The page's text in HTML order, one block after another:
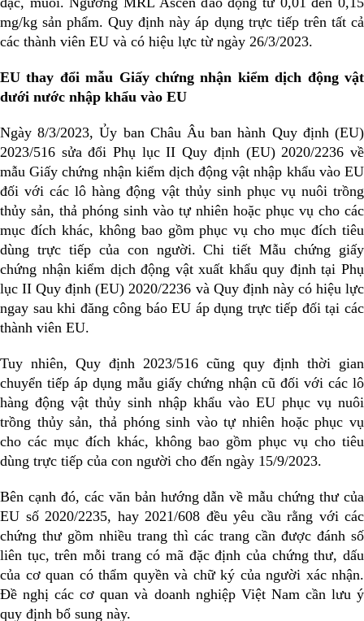
mg/kg sản phẩm. Quy định này áp dụng trực tiếp trên tất cả
các thành viên EU và có hiệu lực từ ngày 26/3/2023.
EU thay đổi mẫu Giấy chứng nhận kiểm dịch động vật
dưới nước nhập khẩu vào EU
Ngày 8/3/2023, Ủy ban Châu Âu ban hành Quy định (EU)
2023/516 sửa đổi Phụ lục II Quy định (EU) 2020/2236 về
mẫu Giấy chứng nhận kiểm dịch động vật nhập khẩu vào EU
đối với các lô hàng động vật thủy sinh phục vụ nuôi trồng
thủy sản, thả phóng sinh vào tự nhiên hoặc phục vụ cho các
mục đích khác, không bao gồm phục vụ cho mục đích tiêu
dùng trực tiếp của con người. Chi tiết Mẫu chứng giấy
chứng nhận kiểm dịch động vật xuất khẩu quy định tại Phụ
lục II Quy định (EU) 2020/2236 và Quy định này có hiệu lực
ngay sau khi đăng công báo EU áp dụng trực tiếp đối tại các
thành viên EU.
Tuy nhiên, Quy định 2023/516 cũng quy định thời gian
chuyển tiếp áp dụng mẫu giấy chứng nhận cũ đối với các lô
hàng động vật thủy sinh nhập khẩu vào EU phục vụ nuôi
trồng thủy sản, thả phóng sinh vào tự nhiên hoặc phục vụ
cho các mục đích khác, không bao gồm phục vụ cho tiêu
dùng trực tiếp của con người cho đến ngày 15/9/2023.
Bên cạnh đó, các văn bản hướng dẫn về mẫu chứng thư của
EU số 2020/2235, hay 2021/608 đều yêu cầu rằng với các
chứng thư gồm nhiều trang thì các trang cần được đánh số
liên tục, trên mỗi trang có mã đặc định của chứng thư, dấu
của cơ quan có thẩm quyền và chữ ký của người xác nhận.
Đề nghị các cơ quan và doanh nghiệp Việt Nam cần lưu ý
quy định bổ sung này.